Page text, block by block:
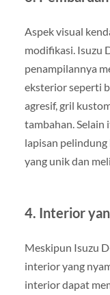
Aspek visual
modifikasi. Isuzu
penampilannya
eksterior seperti
agresif, gril
tambahan. Selain
lapisan
yang unik dan
4. Interior
Meskipun Isuzu
interior yang
interior dapat